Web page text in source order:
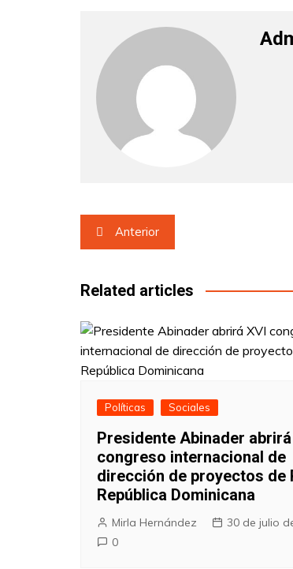
Navegación
de
entradas
Anterior
Related articles
Políticas Sociales
Presidente Abinader abrirá
congreso internacional de
dirección de proyectos de
República Dominicana
Mirla Hernández
30 de julio
0